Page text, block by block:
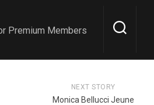
Premium Members
NEXT STORY
Monica Bellucci Jeune